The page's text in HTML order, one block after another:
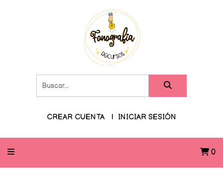
CREAR CUENTA INICIAR SESIÓN
0